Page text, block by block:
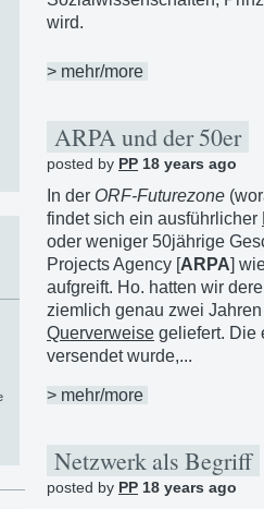
wird.
> mehr/more
ARPA und der 50er
posted by PP 18 years ago
In der ORF-Futurezone
findet sich ein ausführlicher
oder weniger 50jährige
Projects Agency [ARPA]
aufgreift. Ho. hatten wir
ziemlich genau zwei
Querverweise geliefert. Die
versendet wurde,...
> mehr/more
Netzwerk als Begriff
posted by PP 18 years ago